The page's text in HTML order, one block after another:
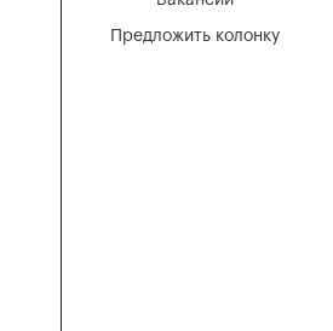
Предложить колонку